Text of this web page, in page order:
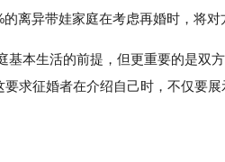
离异带娃家庭在考虑再婚时，将
基本生活的前提，但更重要的是双
求征婚者在介绍自己时，不仅要